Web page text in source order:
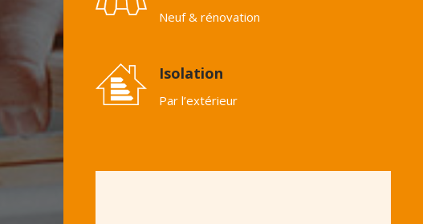
Neuf & rénovation
Isolation
Par l’extérieur